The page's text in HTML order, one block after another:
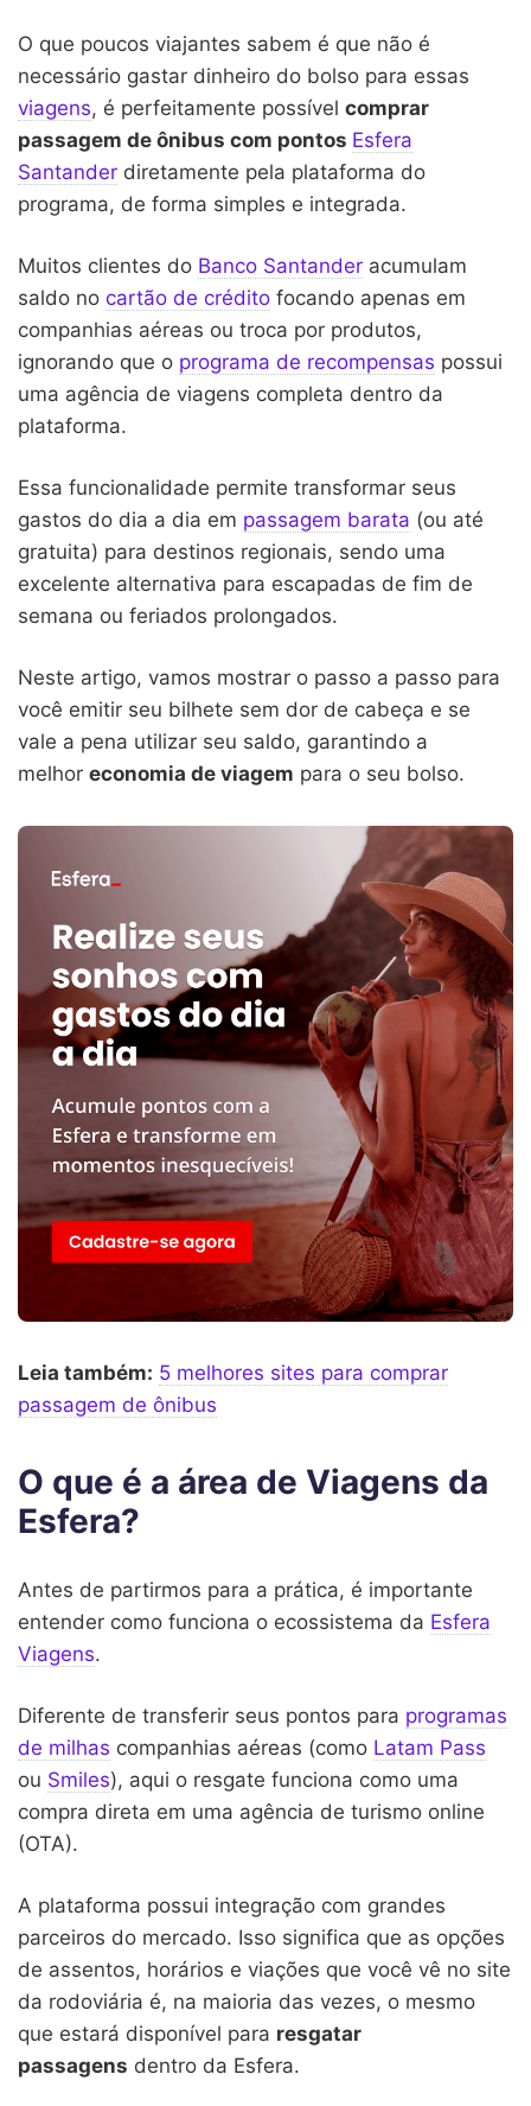
O que poucos viajantes sabem é que não é
necessário gastar dinheiro do bolso para essas
viagens, é perfeitamente possível comprar
passagem de ônibus com pontos Esfera
Santander diretamente pela plataforma do
programa, de forma simples e integrada.
Muitos clientes do Banco Santander acumulam
saldo no cartão de crédito focando apenas em
companhias aéreas ou troca por produtos,
ignorando que o programa de recompensas possui
uma agência de viagens completa dentro da
plataforma.
Essa funcionalidade permite transformar seus
gastos do dia a dia em passagem barata (ou até
gratuita) para destinos regionais, sendo uma
excelente alternativa para escapadas de fim de
semana ou feriados prolongados.
Neste artigo, vamos mostrar o passo a passo para
você emitir seu bilhete sem dor de cabeça e se
vale a pena utilizar seu saldo, garantindo a
melhor economia de viagem para o seu bolso.
Leia também: 5 melhores sites para comprar
passagem de ônibus
O que é a área de Viagens da
Esfera?
Antes de partirmos para a prática, é importante
entender como funciona o ecossistema da Esfera
Viagens.
Diferente de transferir seus pontos para programas
de milhas companhias aéreas (como Latam Pass
ou Smiles), aqui o resgate funciona como uma
compra direta em uma agência de turismo online
(OTA).
A plataforma possui integração com grandes
parceiros do mercado. Isso significa que as opções
de assentos, horários e viações que você vê no site
da rodoviária é, na maioria das vezes, o mesmo
que estará disponível para resgatar
passagens dentro da Esfera.